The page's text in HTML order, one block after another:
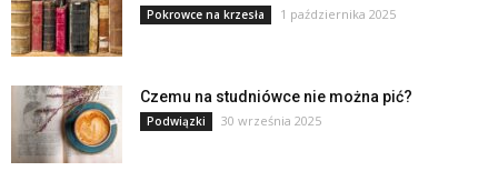
Pokrowce na krzesła 1 października 2025
Czemu na studniówce nie można pić?
Podwiązki 30 września 2025